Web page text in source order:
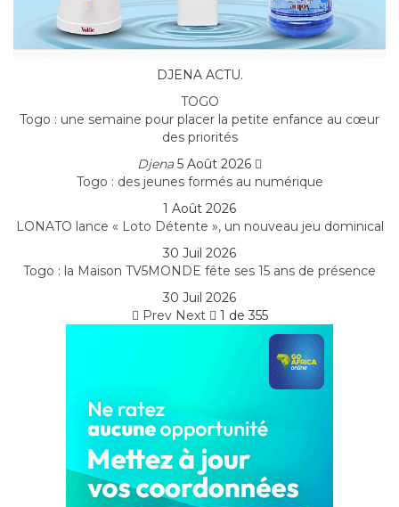
DJENA ACTU.
TOGO
Togo : une semaine pour placer la petite enfance au cœur
des priorités
Djena5 Août 2026
Togo : des jeunes formés au numérique
1 Août 2026
LONATO lance « Loto Détente », un nouveau jeu dominical
30 Juil 2026
Togo : la Maison TV5MONDE fête ses 15 ans de présence
30 Juil 2026
Prev Next 1 de 355